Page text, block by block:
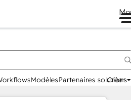
ModèlesPartenaires solutions
Créer